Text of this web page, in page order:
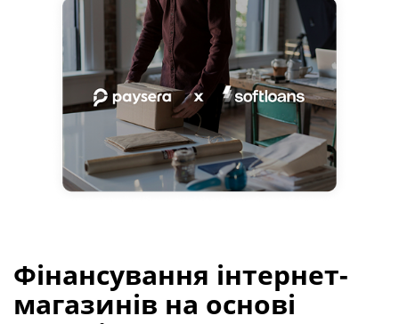
Фінансування інтернет-
магазинів на основі